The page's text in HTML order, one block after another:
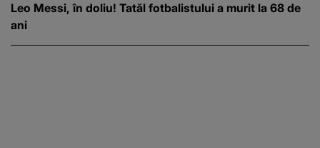
Leo Messi, în doliu! Tatăl fotbalistului a murit la 68 de
ani